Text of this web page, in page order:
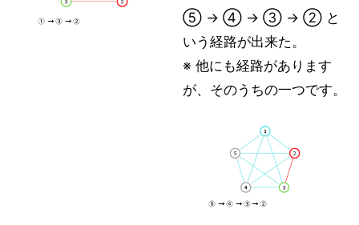
⑤ → ④ → ③ → ② と
いう経路が出来た。
※ 他にも経路があります
が、そのうちの一つです。